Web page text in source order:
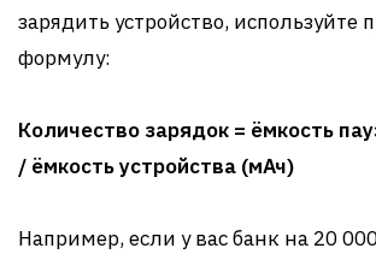
зарядить устройство, используйте
формулу:
Количество зарядок = ёмкость
/ ёмкость устройства (мАч)
Например, если у вас банк на 20